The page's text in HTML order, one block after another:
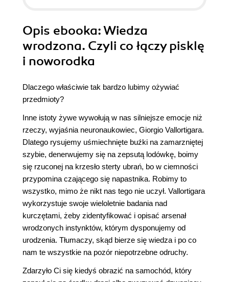
Opis ebooka: Wiedza
wrodzona. Czyli co łączy pisklę
i noworodka
Dlaczego właściwie tak bardzo lubimy ożywiać
przedmioty?
Inne istoty żywe wywołują w nas silniejsze emocje niż
rzeczy, wyjaśnia neuronaukowiec, Giorgio Vallortigara.
Dlatego rysujemy uśmiechnięte buźki na zamarzniętej
szybie, denerwujemy się na zepsutą lodówkę, boimy
się rzuconej na krzesło sterty ubrań, bo w ciemności
przypomina czającego się napastnika. Robimy to
wszystko, mimo że nikt nas tego nie uczył. Vallortigara
wykorzystuje swoje wieloletnie badania nad
kurczętami, żeby zidentyfikować i opisać arsenał
wrodzonych instynktów, którym dysponujemy od
urodzenia. Tłumaczy, skąd bierze się wiedza i po co
nam te wszystkie na pozór niepotrzebne odruchy.
Zdarzyło Ci się kiedyś obrazić na samochód, który